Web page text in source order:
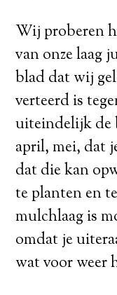
Wij proberen
van onze laag
blad dat wij
verteerd is
uiteindelijk de
april, mei, dat
dat die kan
te planten en
mulchlaag is
omdat je
wat voor weer